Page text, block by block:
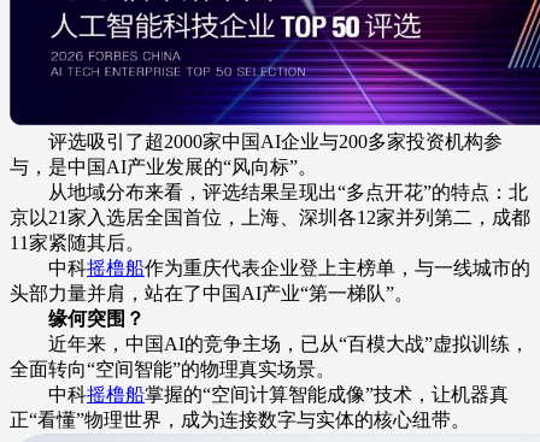
评选吸引了超2000家中国AI企业与200多家投资机构参
与，是中国AI产业发展的“风向标”。
从地域分布来看，评选结果呈现出“多点开花”的特点：北
京以21家入选居全国首位，上海、深圳各12家并列第二，成都
11家紧随其后。
中科摇橹船作为重庆代表企业登上主榜单，与一线城市的
头部力量并肩，站在了中国AI产业“第一梯队”。
缘何突围？
近年来，中国AI的竞争主场，已从“百模大战”虚拟训练，
全面转向“空间智能”的物理真实场景。
中科摇橹船掌握的“空间计算智能成像”技术，让机器真
正“看懂”物理世界，成为连接数字与实体的核心纽带。